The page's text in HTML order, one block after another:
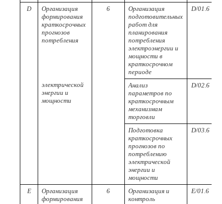
D
Организация
формирования
краткосрочных
прогнозов
потребления
6
Организация
подготовительных
работ для
планирования
потребления
электроэнергии и
мощности в
краткосрочном
периоде
D/01.6
электрической
энергии и
мощности
Анализ
параметров по
краткосрочным
механизмам
торговли
D/02.6
Подготовка
краткосрочных
прогнозов по
потреблению
электрической
энергии и
мощности
D/03.6
Е
Организация
формирования
6
Организация и
контроль
E/01.6